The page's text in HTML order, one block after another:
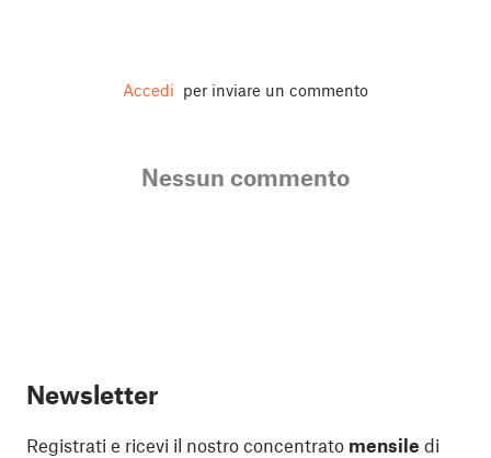
Accedi per inviare un commento
Nessun commento
Newsletter
Registrati e ricevi il nostro concentrato mensile di